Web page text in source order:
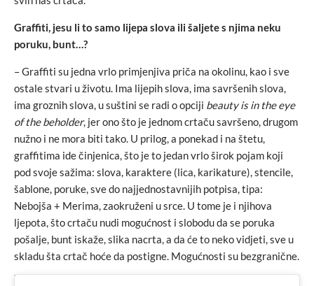
Graffiti, jesu li to samo lijepa slova ili šaljete s njima neku
poruku, bunt…?
– Graffiti su jedna vrlo primjenjiva priča na okolinu, kao i sve
ostale stvari u životu. Ima lijepih slova, ima savršenih slova,
ima groznih slova, u suštini se radi o opciji beauty is in the eye
of the beholder, jer ono što je jednom crtaču savršeno, drugom
nužno i ne mora biti tako. U prilog, a ponekad i na štetu,
graffitima ide činjenica, što je to jedan vrlo širok pojam koji
pod svoje sažima: slova, karaktere (lica, karikature), stencile,
šablone, poruke, sve do najjednostavnijih potpisa, tipa:
Nebojša + Merima, zaokruženi u srce. U tome je i njihova
ljepota, što crtaču nudi mogućnost i slobodu da se poruka
pošalje, bunt iskaže, slika nacrta, a da će to neko vidjeti, sve u
skladu šta crtač hoće da postigne. Mogućnosti su bezgranične.